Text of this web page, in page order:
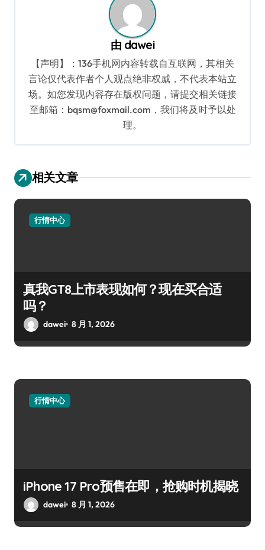
由 dawei
【声明】：136手机网内容转载自互联网，其相关
言论仅代表作者个人观点绝非权威，不代表本站立
场。如您发现内容存在版权问题，请提交相关链接
至邮箱：bqsm@foxmail.com，我们将及时予以处
理。
相关文章
行情中心
真我GT8上市表现如何？现在买合适
吗？
dawei 8 月 1, 2026
行情中心
iPhone 17 Pro预售在即，抢购时机揭晓
dawei 8 月 1, 2026